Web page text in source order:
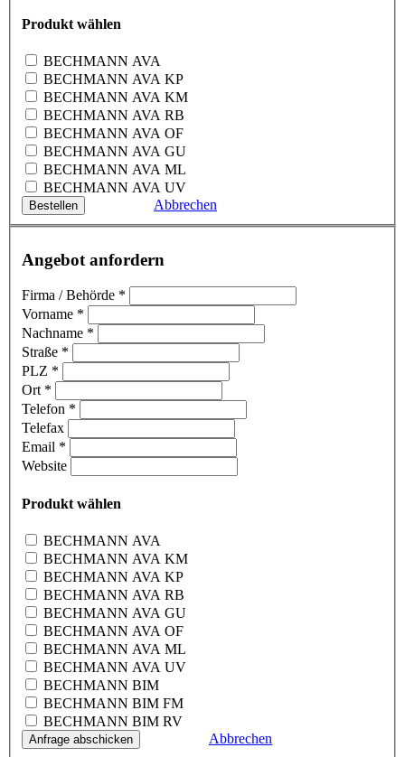
Produkt wählen
BECHMANN AVA
BECHMANN AVA KP
BECHMANN AVA KM
BECHMANN AVA RB
BECHMANN AVA OF
BECHMANN AVA GU
BECHMANN AVA ML
BECHMANN AVA UV
Abbrechen
Angebot anfordern
Firma / Behörde *
Vorname *
Nachname *
Straße *
PLZ *
Ort *
Telefon *
Telefax
Email *
Website
Produkt wählen
BECHMANN AVA
BECHMANN AVA KM
BECHMANN AVA KP
BECHMANN AVA RB
BECHMANN AVA GU
BECHMANN AVA OF
BECHMANN AVA ML
BECHMANN AVA UV
BECHMANN BIM
BECHMANN BIM FM
BECHMANN BIM RV
Abbrechen